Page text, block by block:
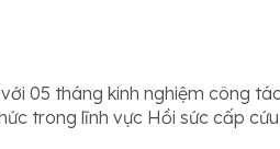
05 tháng kinh nghiệm công
trong lĩnh vực Hồi sức cấp